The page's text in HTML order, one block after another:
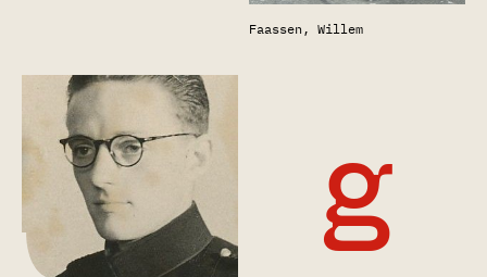
Faassen, Willem
g